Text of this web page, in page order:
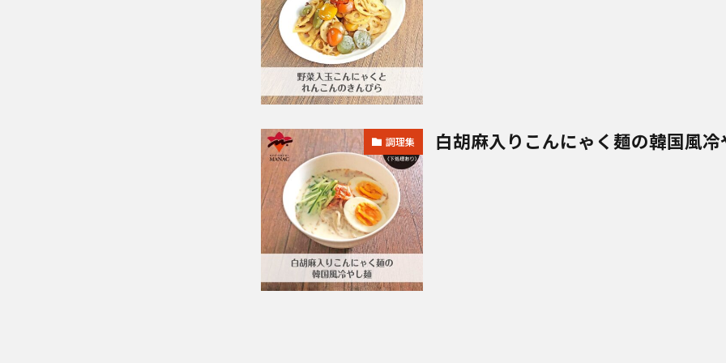
調理集 白胡麻入りこんにゃく麺の韓国風冷